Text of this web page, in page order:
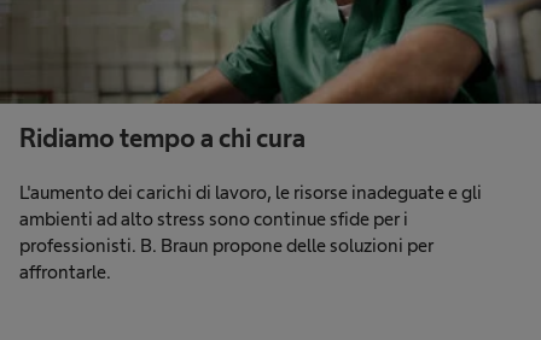
Ridiamo tempo a chi cura
L'aumento dei carichi di lavoro, le risorse inadeguate e gli
ambienti ad alto stress sono continue sfide per i
professionisti. B. Braun propone delle soluzioni per
affrontarle.